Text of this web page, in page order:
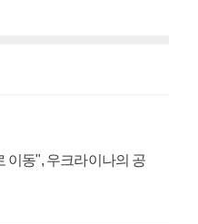
이동", 우크라이나의 공